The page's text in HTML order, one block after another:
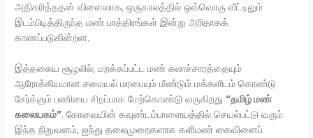
அதிகரித்ததன் விளைவாக, ஒருகாலத்தில் ஒவ்வொரு வீட்டிலும்
இடம்பிடித்திருந்த மண் பாத்திரங்கள் இன்று அரிதாகக்
காணப்படுகின்றன.
இத்தகைய சூழலில், மறக்கப்பட்ட மண் கலாச்சாரத்தையும்
ஆரோக்கியமான சமையல் மரபையும் மீண்டும் மக்களிடம் கொண்டு
சேர்க்கும் பணியை சிறப்பாக மேற்கொண்டு வருகிறது“தமிழ் மண்
கலையகம்”. கோவையின் கவுண்டம்பாளையத்தில் செயல்பட்டு வரும்
இந்த நிறுவனம், ஐந்து தலைமுறைகளாக களிமண் கைவினைப்